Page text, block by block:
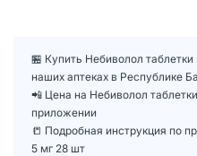
🏪 Купить Небиволол
наших аптеках в Республике
📲 Цена на Небиволол
приложении
📒 Подробная инструкция по
5 мг 28 шт